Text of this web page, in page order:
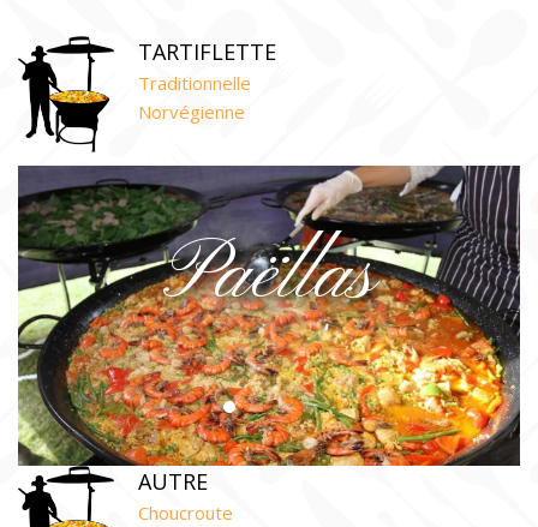
TARTIFLETTE
Traditionnelle
Norvégienne
Paëllas
AUTRE
Choucroute